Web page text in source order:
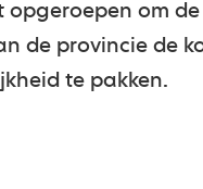
om
de provincie de
te pakken.